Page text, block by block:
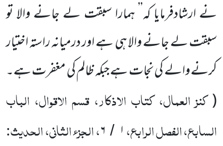
نے ارشادفرمایا کہ’’ ہمارا سبقت لے جانے والا تو
سبقت لے جانے والا ہی ہے اور درمیانہ راستہ اختیار
کرنے والے کی نجات ہے جبکہ ظالم کی مغفرت ہے۔
(کنز العمال، کتاب الاذکار، قسم الاقوال، الباب
السابع، الفصل الرابع،۱ / ۶، الجزء الثانی، الحدیث: